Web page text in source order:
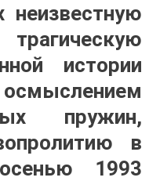
истории
пружин,
в
1993